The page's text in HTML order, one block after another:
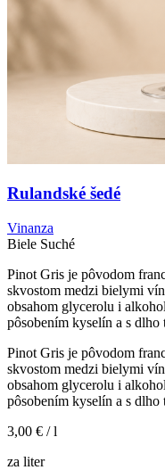
Rulandské šedé
Vinanza
Biele Suché
Pinot Gris je pôvodom
skvostom medzi bielymi
obsahom glycerolu i
pôsobením kyselín a s
Pinot Gris je pôvodom
skvostom medzi bielymi
obsahom glycerolu i
pôsobením kyselín a s
3,00 € / l
za liter